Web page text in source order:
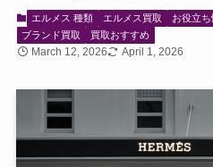
エルメス 種類 エルメス買取 お役立ち
ブランド買取
買取おすすめ
March 12, 2026 April 1, 2026